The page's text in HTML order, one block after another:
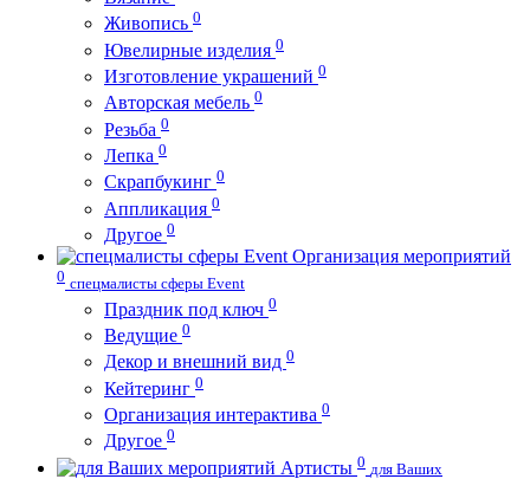
Живопись 0
Ювелирные изделия 0
Изготовление украшений 0
Авторская мебель 0
Резьба 0
Лепка 0
Скрапбукинг 0
Аппликация 0
Другое 0
Организация мероприятий
0 спецмалисты сферы Event
Праздник под ключ 0
Ведущие 0
Декор и внешний вид 0
Кейтеринг 0
Организация интерактива 0
Другое 0
Артисты 0 для Ваших